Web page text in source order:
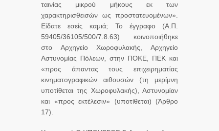
ταινίας μικρού μήκους εκ των
χαρακτηρισθεισών ως προστατευομένων».
Είδατε εσείς καμιά; Το έγγραφο (Α.Π.
59405/36105/500/7.8.63) κοινοποιήθηκε
στο Αρχηγείο Χωροφυλακής, Αρχηγείο
Αστυνομίας Πόλεων, στην ΠΟΚΕ, ΠΕΚ και
«προς άπαντας τους επιχειρηματίας
κινηματογραφικών αιθουσών (τη μερίμνη
υποτίθεται της Χωροφυλακής), Αστυνομίαν
και «προς εκτέλεσιν» (υποτίθεται) (Άρθρο
17).